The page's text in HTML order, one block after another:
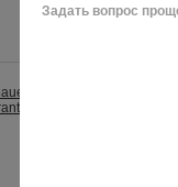
Задать вопрос